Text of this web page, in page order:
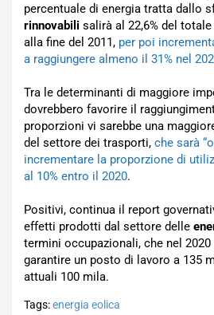
percentuale di energia tratta dallo
rinnovabili salirà al 22,6% del
alla fine del 2011, per poi
a raggiungere almeno il 31% nel
Tra le determinanti di maggiore
dovrebbero favorire il
proporzioni vi sarebbe una
del settore dei trasporti, che sarà
incrementare la proporzione di
al 10% entro il 2020.
Positivi, continua il report
effetti prodotti dal settore delle
termini occupazionali, che nel
garantire un posto di lavoro a 135
attuali 100 mila.
Tags:energia eolica